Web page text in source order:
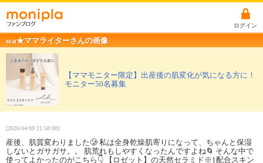
ログイン
sca★ママライターさんの画像
【ママモニター限定】出産後の肌変化が気になる方に！
モニター50名募集
[2026/04/09 21:58:08]
産後、肌質変わりました🥲 私は全身乾燥肌寄りになって、ちゃんと保湿
しないとガサガサ。。 肌荒れもしやすくなったんですよね🌀 そんな中で
使ってよかったのがこちら👇 【ロゼット】の天然セラミド※1配合スキン